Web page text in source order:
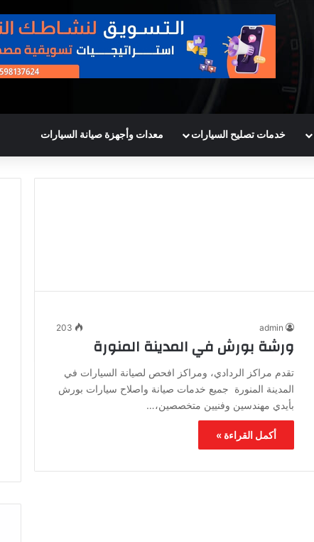
خدمات تصليح السيارات معدات وأجهزة صيانة السيارات
admin
203
ورشة بورش في المدينة المنورة
تقدم مراكز الردادي، ومراكز افحص لصيانة السيارات في
المدينة المنورة جميع خدمات صيانة واصلاح سيارات بورش
بأيدي مهندسين وفنيين متخصصين،…
أكمل القراءة »